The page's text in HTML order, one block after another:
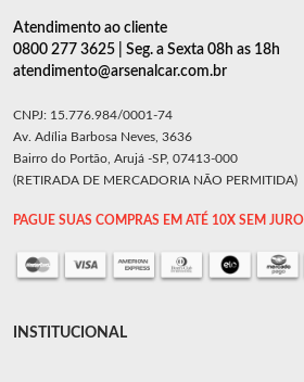
Atendimento ao cliente
0800 277 3625 | Seg. a Sexta 08h as 18h
atendimento@arsenalcar.com.br
CNPJ: 15.776.984/0001-74
Av. Adília Barbosa Neves, 3636
Bairro do Portão, Arujá -SP, 07413-000
(RETIRADA DE MERCADORIA NÃO PERMITIDA)
PAGUE SUAS COMPRAS EM ATÉ 10X SEM
INSTITUCIONAL